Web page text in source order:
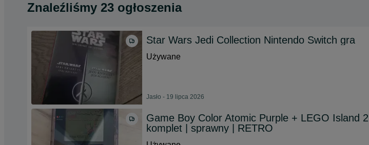
Znaleźliśmy 23 ogłoszenia
Star Wars Jedi Collection Nintendo Switch gra
Używane
Jasło - 19 lipca 2026
Game Boy Color Atomic Purple + LEGO Island 2 |
komplet | sprawny | RETRO